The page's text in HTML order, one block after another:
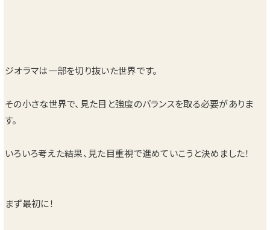
ジオラマは一部を切り抜いた世界です。
その小さな世界で、見た目と強度のバランスを取る必要がありま
す。
いろいろ考えた結果、見た目重視で進めていこうと決めました！
まず最初に！